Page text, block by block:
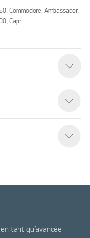
Commodore, Ambassador,
Capri
tant qu’avancée